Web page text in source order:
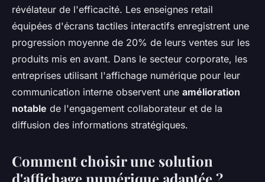
révélateur de l'efficacité. Les enseignes retail
équipées d'écrans tactiles interactifs enregistrent une
progression moyenne de 20% de leurs ventes sur les
produits mis en avant. Dans le secteur corporate, les
entreprises utilisant l'affichage numérique pour leur
communication interne observent une amélioration
notable de l'engagement collaborateur et de la
diffusion des informations stratégiques.
Comment choisir une solution